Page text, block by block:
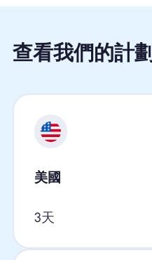
查看我們的計劃
美國
3天